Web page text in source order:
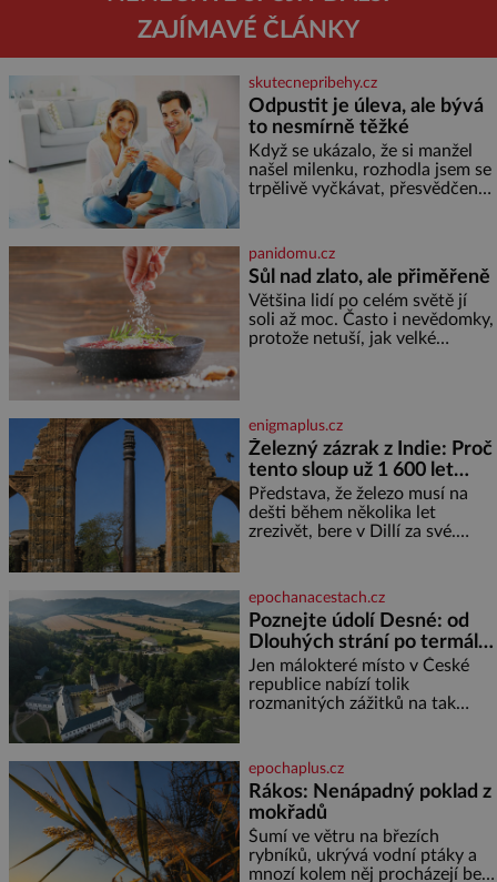
ZAJÍMAVÉ ČLÁNKY
skutecnepribehy.cz
Odpustit je úleva, ale bývá
to nesmírně těžké
Když se ukázalo, že si manžel
našel milenku, rozhodla jsem se
trpělivě vyčkávat, přesvědčena,
nejtěžších věcí na světě. Ale
každý, kdo s tím má nějaké
zkušenosti, se zapřísahá, že
pokud odpustíte, znatelně se
vám uleví. Když se ke mně
doneslo, že si manžel pořídil
panidomu.cz
Sůl nad zlato, ale přiměřeně
Většina lidí po celém světě jí
soli až moc. Často i nevědomky,
protože netuší, jak velké
sladkých. Sůl je zdravá Ale v
ani ne třetinovém množství, než
je pro většinu populace běžné.
Její základní složky– sodík a
chlór – jsou zásadní pro
správné hospodaření
enigmaplus.cz
Železný zázrak z Indie: Proč
tento sloup už 1 600 let
nezná rez?
Představa, že železo musí na
dešti během několika let
zrezivět, bere v Dillí za své.
železný sloup, který už přibližně
1 600 let odolává počasí
epochanacestach.cz
Poznejte údolí Desné: od
Dlouhých strání po termální
prameny
Jen málokteré místo v České
republice nabízí tolik
rozmanitých zážitků na tak
jediného dne můžete
nahlédnout do útrob jedné z
nejvýznamnějších vodních
elektráren v Evropě, vydat se na
horské hřebeny, projet se na
koloběžce a den zakončit
poznáváním památek ve
epochaplus.cz
Rákos: Nenápadný poklad z
mokřadů
Šumí ve větru na březích
rybníků, ukrývá vodní ptáky a
mnozí kolem něj procházejí bez